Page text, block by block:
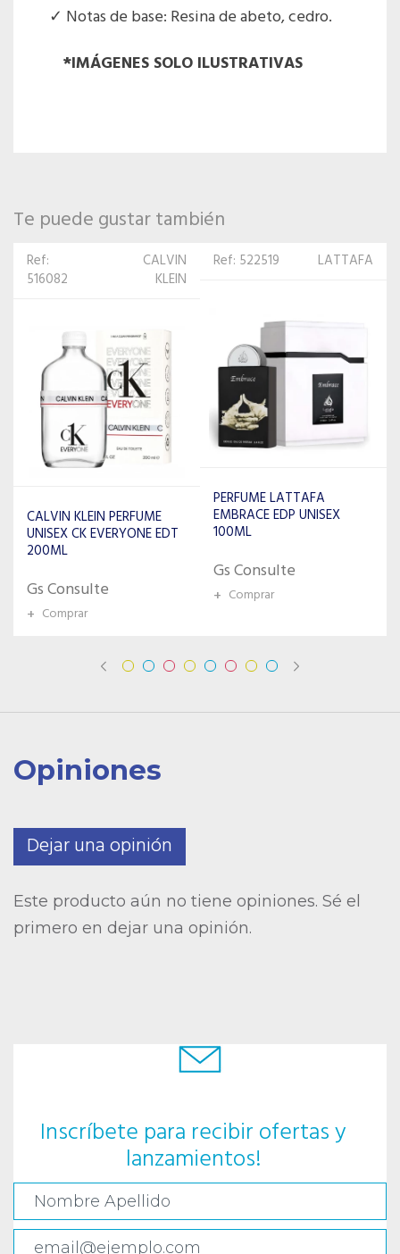
Notas de base: Resina de abeto, cedro.
*IMÁGENES SOLO ILUSTRATIVAS
Te puede gustar también
Ref: 522519 LATTAFA
EMBRACE EDP UNISEX
100ML
+ Comprar
Ref:
MAISON
MAISON ALHAMBRA
PERFUME UNISSEX KARAT
Gs Consulte
Opiniones
Dejar una opinión
Este producto aún no tiene opiniones. Sé el
primero en dejar una opinión.
Inscríbete para recibir ofertas y
lanzamientos!